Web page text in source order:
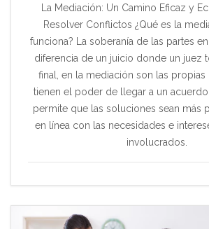
La Mediación: Un Camino Eficaz y
Resolver Conflictos ¿Qué es la
funciona? La soberanía de las partes
diferencia de un juicio donde un juez
final, en la mediación son las propias
tienen el poder de llegar a un
permite que las soluciones sean más
en línea con las necesidades e
involucrados.